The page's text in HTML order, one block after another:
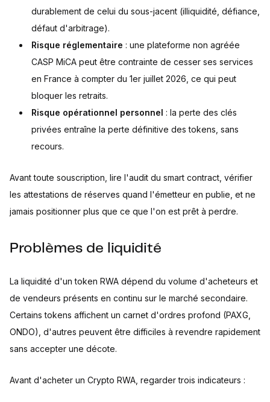
durablement de celui du sous-jacent (illiquidité, défiance,
défaut d'arbitrage).
Risque réglementaire : une plateforme non agréée
CASP MiCA peut être contrainte de cesser ses services
en France à compter du 1er juillet 2026, ce qui peut
bloquer les retraits.
Risque opérationnel personnel : la perte des clés
privées entraîne la perte définitive des tokens, sans
recours.
Avant toute souscription, lire l'audit du smart contract, vérifier
les attestations de réserves quand l'émetteur en publie, et ne
jamais positionner plus que ce que l'on est prêt à perdre.
Problèmes de liquidité
La liquidité d'un token RWA dépend du volume d'acheteurs et
de vendeurs présents en continu sur le marché secondaire.
Certains tokens affichent un carnet d'ordres profond (PAXG,
ONDO), d'autres peuvent être difficiles à revendre rapidement
sans accepter une décote.
Avant d'acheter un Crypto RWA, regarder trois indicateurs :